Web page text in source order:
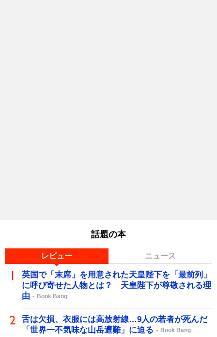
話題の本
レビュー ニュース
英国で「末席」を用意された天皇陛下を「最前列」
に呼び寄せた人物とは？ 天皇陛下が尊敬される理
由
Book Bang
舌は欠損、衣服には高放射線…9人の若者が死んだ
「世界一不気味な山岳遭難」に迫る
Book Bang